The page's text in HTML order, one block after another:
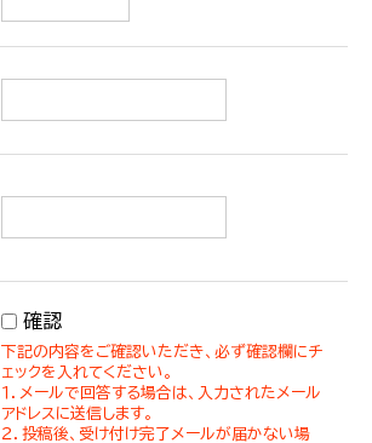
確認
下記の内容をご確認いただき、必ず確認欄にチ
ェックを入れてください。
１．メールで回答する場合は、入力されたメール
アドレスに送信します。
２．投稿後、受け付け完了メールが届かない場